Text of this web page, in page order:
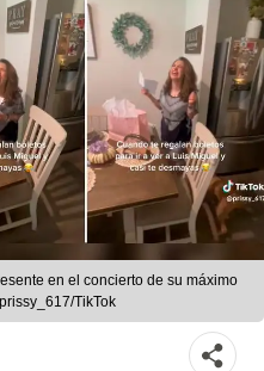
en el concierto de su máximo
TikTok